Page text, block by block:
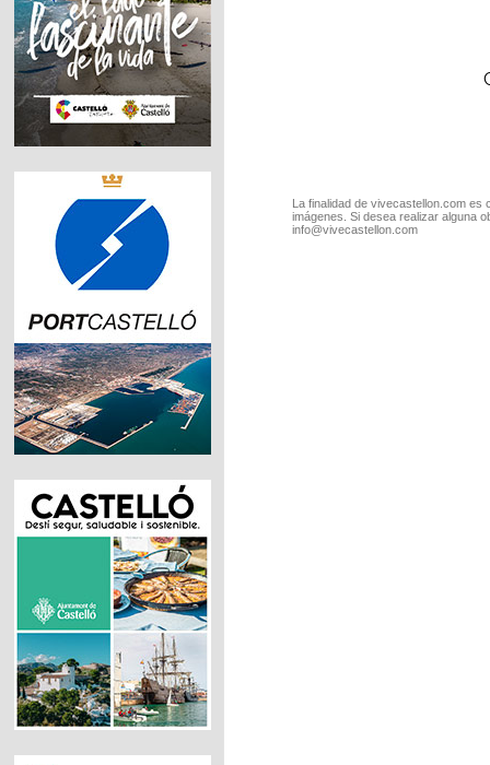
La finalidad de vivecastellon.com
imágenes. Si desea realizar alguna
info@vivecastellon.com